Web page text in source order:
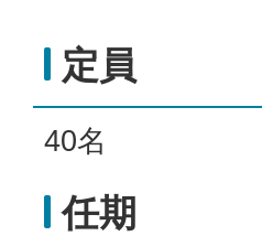
定員
40名
任期